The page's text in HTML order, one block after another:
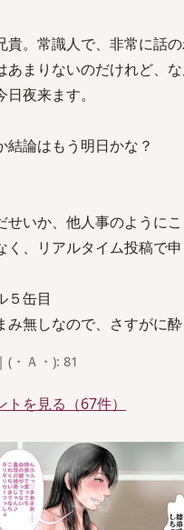
貴。常識人で、非常に話の
あまりないのだけれど、
夜来ます。
結論はもう明日かな？
せいか、他人事のように
く、リアルタイム投稿で申
５缶目
み無しなので、さすがに
(・Ａ・): 81
を見る（67件）